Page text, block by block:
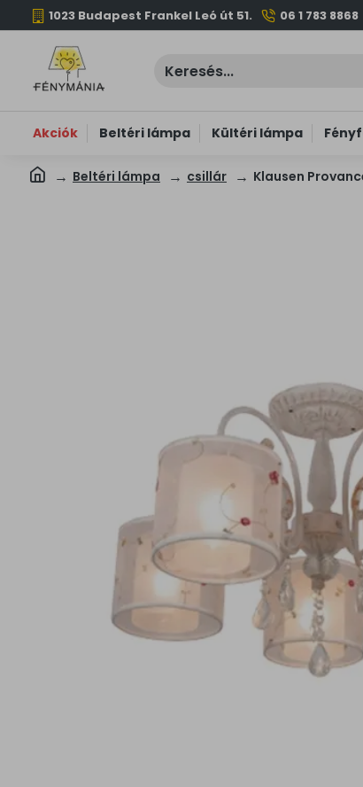
1023 Budapest Frankel Leó út 51. 06 1 783 8868
Akciók Beltéri lámpa Kültéri lámpa
Beltéri lámpa csillár Klausen